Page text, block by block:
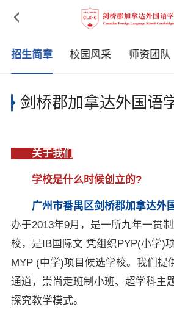

招生简章 校园风采 师资团队
剑桥郡加拿达外国语
关于我们
学校是什么时候创立的?
广州市番禺区剑桥郡加拿达外
办于2013年9月，是一所九年一贯
校，是IB国际文 凭组织PYP(小学)
MYP (中学)项目候选学校。我们提
通道，崇尚走班制小班、超学科主
探究教学模式。